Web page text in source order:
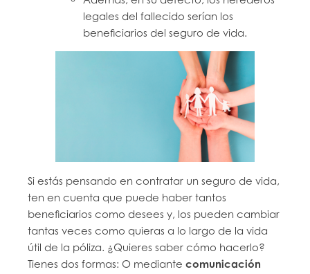
legales del fallecido serían los
beneficiarios del seguro de vida.
Si estás pensando en contratar un seguro de vida,
ten en cuenta que puede haber tantos
beneficiarios como desees y, los pueden cambiar
tantas veces como quieras a lo largo de la vida
útil de la póliza. ¿Quieres saber cómo hacerlo?
Tienes dos formas: O mediantecomunicación